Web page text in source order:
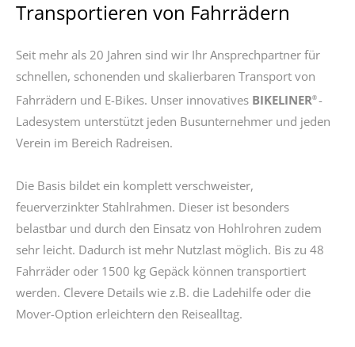
info@yourdomain.com
About us
Lorem ipsum dolor sit amet, consectetuer adipiscing
elit.
Aenean commodo ligula eget dolor. Aenean massa.
Cum sociis natoque penatibus et magnis dis
quam felis, ultricies nec.
Transportieren von Fahrrädern
Seit mehr als 20 Jahren sind wir Ihr Ansprechpartner für
schnellen, schonenden und skalierbaren Transport von
Fahrrädern und E-Bikes. Unser innovatives BIKELINER® -
Ladesystem unterstützt jeden Busunternehmer und jeden
Verein im Bereich Radreisen.
Die Basis bildet ein komplett verschweister,
feuerverzinkter Stahlrahmen. Dieser ist besonders
belastbar und durch den Einsatz von Hohlrohren zudem
sehr leicht. Dadurch ist mehr Nutzlast möglich. Bis zu 48
Fahrräder oder 1500 kg Gepäck können transportiert
werden. Clevere Details wie z.B. die Ladehilfe oder die
Mover-Option erleichtern den Reisealltag.